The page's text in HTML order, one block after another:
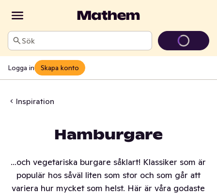
Sök
Logga in Skapa konto
Inspiration
Hamburgare
...och vegetariska burgare såklart! Klassiker som är
populär hos såväl liten som stor och som går att
variera hur mycket som helst. Här är våra godaste